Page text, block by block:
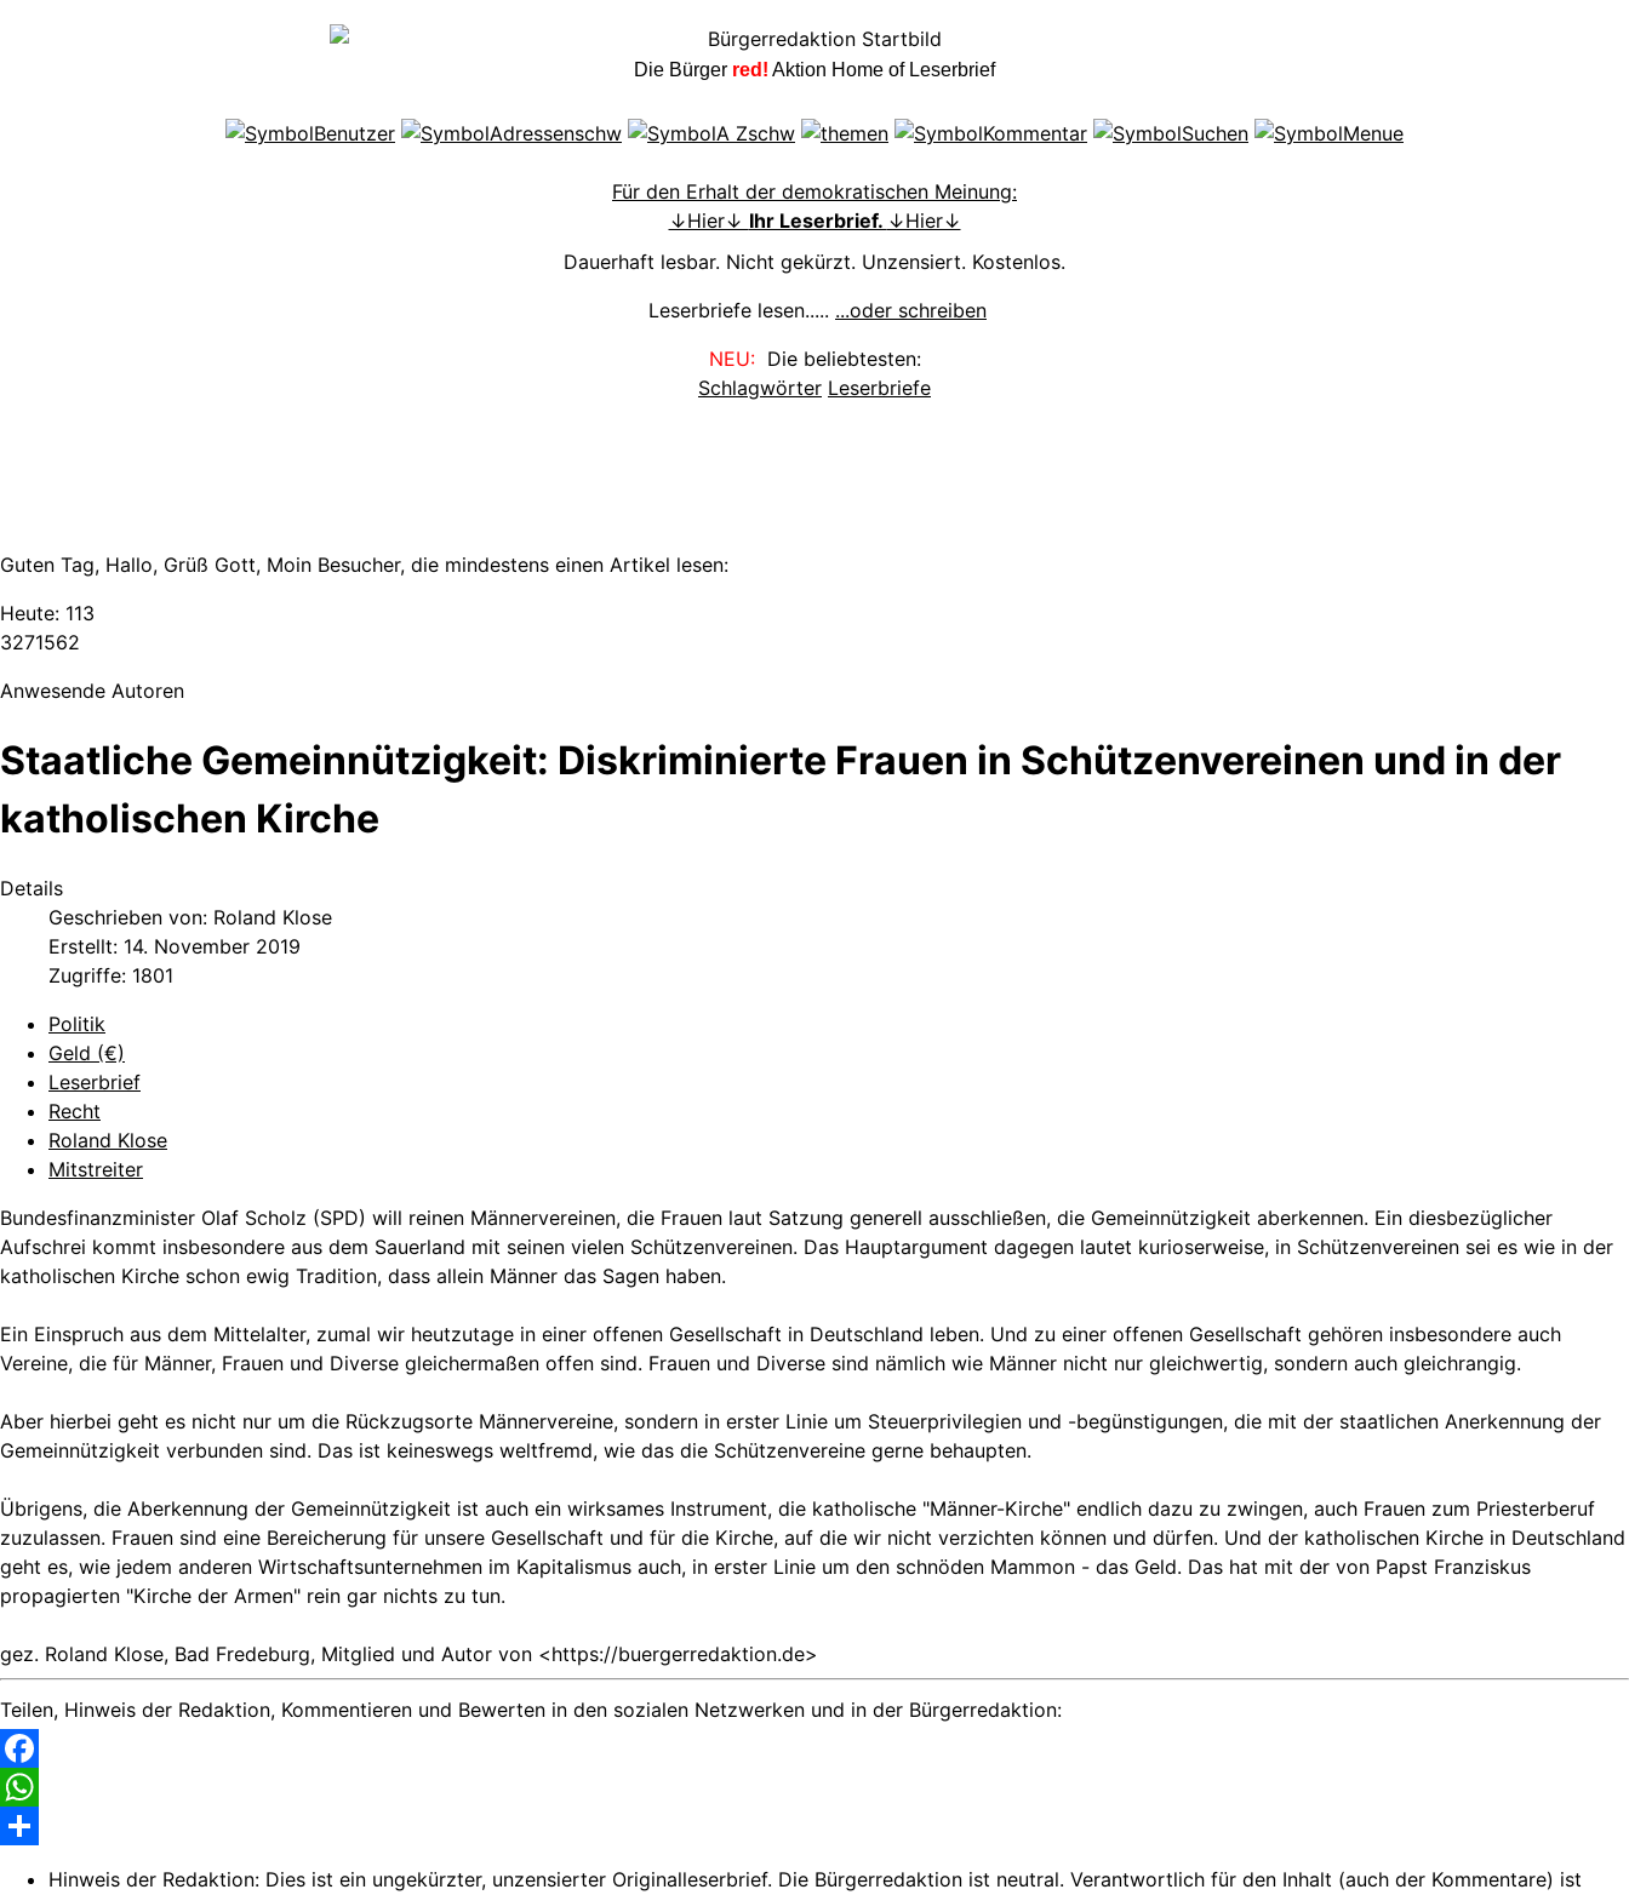
Die Bürger red! Aktion Home of Leserbrief
Für den Erhalt der demokratischen Meinung:
↓Hier↓ Ihr Leserbrief. ↓Hier↓
Dauerhaft lesbar. Nicht gekürzt. Unzensiert. Kostenlos.
Leserbriefe lesen..... ...oder schreiben
NEU:Die beliebtesten:
Schlagwörter Leserbriefe
Guten Tag, Hallo, Grüß Gott, Moin Besucher, die mindestens einen Artikel lesen:
Heute: 113
3271562
Anwesende Autoren
Staatliche Gemeinnützigkeit: Diskriminierte Frauen in Schützenvereinen und in der
katholischen Kirche
Details
Geschrieben von: Roland Klose
Erstellt: 14. November 2019
Zugriffe: 1801
Politik
Geld (€)
Leserbrief
Recht
Roland Klose
Mitstreiter
Bundesfinanzminister Olaf Scholz (SPD) will reinen Männervereinen, die Frauen laut Satzung generell ausschließen, die Gemeinnützigkeit aberkennen. Ein diesbezüglicher
Aufschrei kommt insbesondere aus dem Sauerland mit seinen vielen Schützenvereinen. Das Hauptargument dagegen lautet kurioserweise, in Schützenvereinen sei es wie in der
katholischen Kirche schon ewig Tradition, dass allein Männer das Sagen haben.
Ein Einspruch aus dem Mittelalter, zumal wir heutzutage in einer offenen Gesellschaft in Deutschland leben. Und zu einer offenen Gesellschaft gehören insbesondere auch
Vereine, die für Männer, Frauen und Diverse gleichermaßen offen sind. Frauen und Diverse sind nämlich wie Männer nicht nur gleichwertig, sondern auch gleichrangig.
Aber hierbei geht es nicht nur um die Rückzugsorte Männervereine, sondern in erster Linie um Steuerprivilegien und -begünstigungen, die mit der staatlichen Anerkennung der
Gemeinnützigkeit verbunden sind. Das ist keineswegs weltfremd, wie das die Schützenvereine gerne behaupten.
Übrigens, die Aberkennung der Gemeinnützigkeit ist auch ein wirksames Instrument, die katholische "Männer-Kirche" endlich dazu zu zwingen, auch Frauen zum Priesterberuf
zuzulassen. Frauen sind eine Bereicherung für unsere Gesellschaft und für die Kirche, auf die wir nicht verzichten können und dürfen. Und der katholischen Kirche in Deutschland
geht es, wie jedem anderen Wirtschaftsunternehmen im Kapitalismus auch, in erster Linie um den schnöden Mammon - das Geld. Das hat mit der von Papst Franziskus
propagierten "Kirche der Armen" rein gar nichts zu tun.
gez. Roland Klose, Bad Fredeburg, Mitglied und Autor von <https://buergerredaktion.de>
Teilen, Hinweis der Redaktion, Kommentieren und Bewerten in den sozialen Netzwerken und in der Bürgerredaktion:
Facebook
WhatsApp
Hinweis der Redaktion: Dies ist ein ungekürzter, unzensierter Originalleserbrief. Die Bürgerredaktion ist neutral. Verantwortlich für den Inhalt (auch der Kommentare) ist